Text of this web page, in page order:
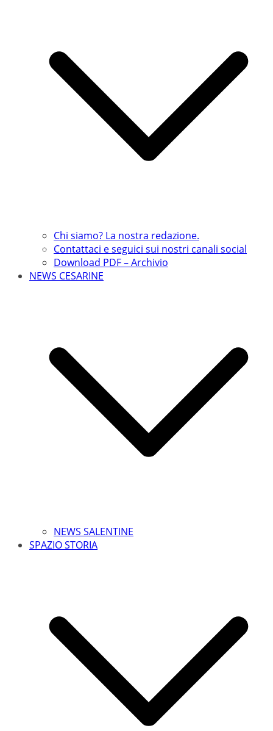
Chi siamo? La nostra redazione.
Contattaci e seguici sui nostri canali social
Download PDF – Archivio
NEWS CESARINE
NEWS SALENTINE
SPAZIO STORIA